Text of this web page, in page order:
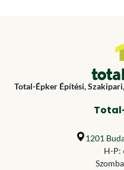
Total-Épker Építési,
1201
H-P: